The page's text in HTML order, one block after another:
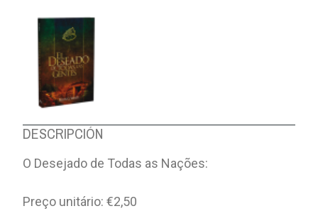
DESCRIPCIÓN
O Desejado de Todas as Nações:
Preço unitário: €2,50